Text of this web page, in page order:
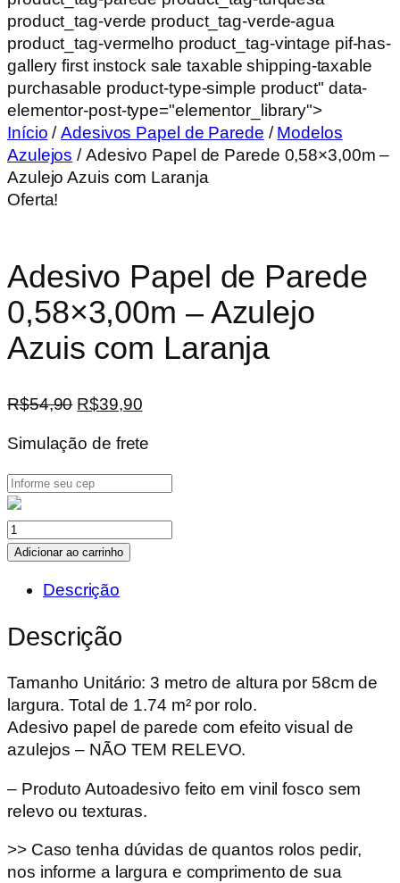
product_tag-verde product_tag-verde-agua
product_tag-vermelho product_tag-vintage pif-has-
gallery first instock sale taxable shipping-taxable
purchasable product-type-simple product" data-
elementor-post-type="elementor_library">
Início /Adesivos Papel de Parede /Modelos
Azulejos / Adesivo Papel de Parede 0,58×3,00m –
Azulejo Azuis com Laranja
Oferta!
Adesivo Papel de Parede
0,58×3,00m – Azulejo
Azuis com Laranja
R$54,90 O
original
era:
R$54,90.
R$39,90O
atual
é:
R$39,90.
Simulação de frete
Adesivo
Papel
Parede
Azuis
com
Laranja
quantidade
Adicionar ao carrinho
Descrição
Descrição
Tamanho Unitário: 3 metro de altura por 58cm de
largura. Total de 1.74 m² por rolo.
Adesivo papel de parede com efeito visual de
azulejos – NÃO TEM RELEVO.
– Produto Autoadesivo feito em vinil fosco sem
relevo ou texturas.
>> Caso tenha dúvidas de quantos rolos pedir,
nos informe a largura e comprimento de sua